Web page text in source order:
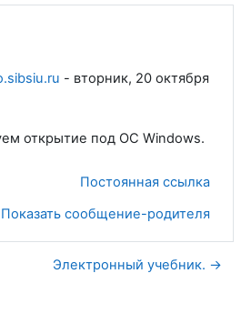
Анатольевич
- вторник, 20 октября
открытие под ОС Windows.
Постоянная ссылка
Показать сообщение-родителя
Электронный учебник. →